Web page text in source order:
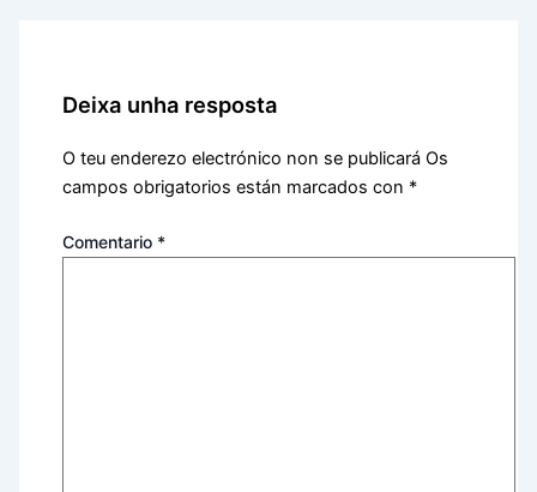
Deixa unha resposta
O teu enderezo electrónico non se publicará Os
campos obrigatorios están marcados con *
Comentario *